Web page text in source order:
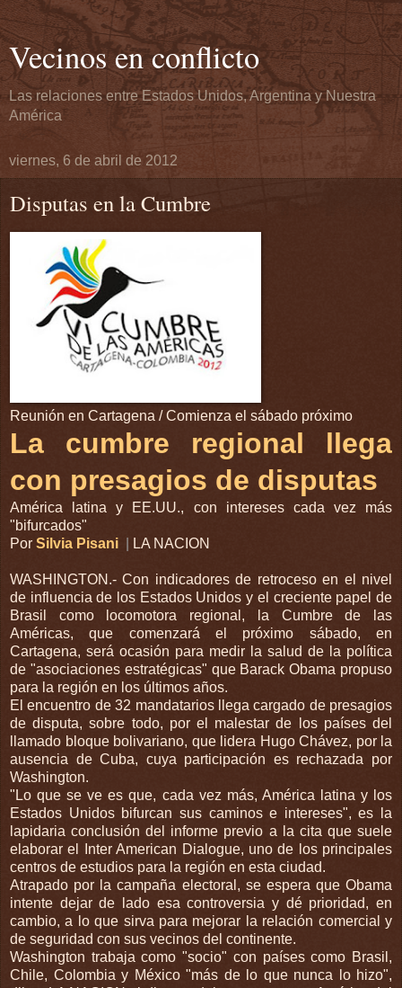
Vecinos en conflicto
Las relaciones entre Estados Unidos, Argentina y Nuestra
América
viernes, 6 de abril de 2012
Disputas en la Cumbre
Reunión en Cartagena / Comienza el sábado próximo
La cumbre regional llega
con presagios de disputas
América latina y EE.UU., con intereses cada vez más
"bifurcados"
Por Silvia Pisani LA NACION
WASHINGTON.- Con indicadores de retroceso en el nivel
de influencia de los Estados Unidos y el creciente papel de
Brasil como locomotora regional, la Cumbre de las
Américas, que comenzará el próximo sábado, en
Cartagena, será ocasión para medir la salud de la política
de "asociaciones estratégicas" que Barack Obama propuso
para la región en los últimos años.
El encuentro de 32 mandatarios llega cargado de presagios
de disputa, sobre todo, por el malestar de los países del
llamado bloque bolivariano, que lidera Hugo Chávez, por la
ausencia de Cuba, cuya participación es rechazada por
Washington.
"Lo que se ve es que, cada vez más, América latina y los
Estados Unidos bifurcan sus caminos e intereses", es la
lapidaria conclusión del informe previo a la cita que suele
elaborar el Inter American Dialogue, uno de los principales
centros de estudios para la región en esta ciudad.
Atrapado por la campaña electoral, se espera que Obama
intente dejar de lado esa controversia y dé prioridad, en
cambio, a lo que sirva para mejorar la relación comercial y
de seguridad con sus vecinos del continente.
Washington trabaja como "socio" con países como Brasil,
Chile, Colombia y México "más de lo que nunca lo hizo",